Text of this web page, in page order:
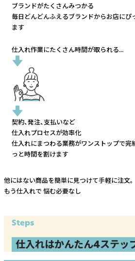
ブランドがたくさんみつかる
毎日どんどんふえるブランドからお店にぴ
ます
仕入れ作業にたくさん時間が取られる...
契約、発注、支払いなど
仕入れプロセスが効率化
仕入れにまつわる業務がワンストップで完
っと時間を割けます
他にはない商品を簡単に見つけて手軽に注文。
もう仕入れで 悩む必要なし
Steps
仕入れはかんたん4ステッ